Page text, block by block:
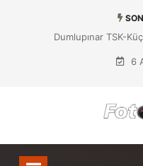
Dumlupınar TSK-
6